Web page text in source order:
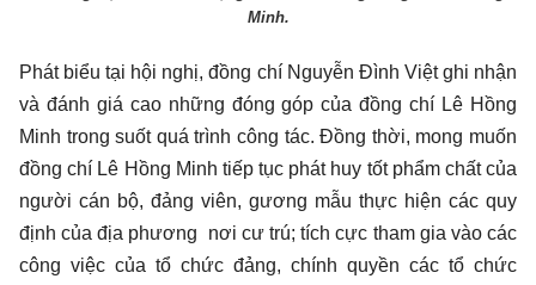
Minh.
Phát biểu tại hội nghị, đồng chí Nguyễn Đình Việt ghi nhận
và đánh giá cao những đóng góp của đồng chí Lê Hồng
Minh trong suốt quá trình công tác. Đồng thời, mong muốn
đồng chí Lê Hồng Minh tiếp tục phát huy tốt phẩm chất của
người cán bộ, đảng viên, gương mẫu thực hiện các quy
định của địa phương nơi cư trú; tích cực tham gia vào các
công việc của tổ chức đảng, chính quyền các tổ chức